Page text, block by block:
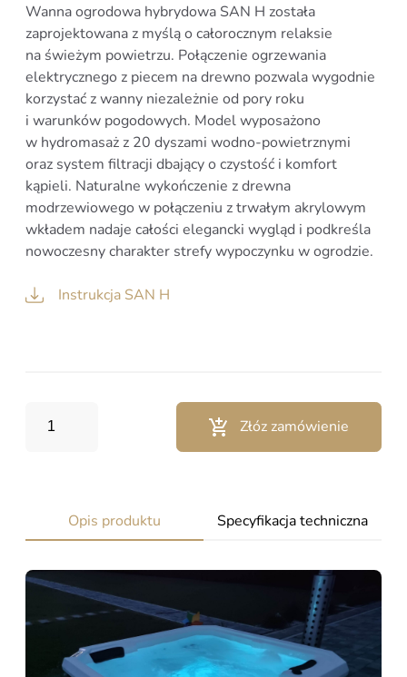
Wanna ogrodowa hybrydowa SAN H została
zaprojektowana z myślą o całorocznym relaksie
na świeżym powietrzu. Połączenie ogrzewania
elektrycznego z piecem na drewno pozwala wygodnie
korzystać z wanny niezależnie od pory roku
i warunków pogodowych. Model wyposażono
w hydromasaż z 20 dyszami wodno-powietrznymi
oraz system filtracji dbający o czystość i komfort
kąpieli. Naturalne wykończenie z drewna
modrzewiowego w połączeniu z trwałym akrylowym
wkładem nadaje całości elegancki wygląd i podkreśla
nowoczesny charakter strefy wypoczynku w ogrodzie.
Instrukcja SAN H
Złóz zamówienie
Opis produktu Specyfikacja techniczna